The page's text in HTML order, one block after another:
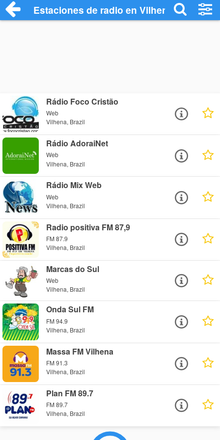
Estaciones de radio en Vilhena -
Rádio Foco Cristão
Web
Vilhena, Brazil
Rádio AdoraiNet
Web
Vilhena, Brazil
Rádio Mix Web
Web
Vilhena, Brazil
Radio positiva FM 87,9
FM 87.9
Vilhena, Brazil
Marcas do Sul
Web
Vilhena, Brazil
Onda Sul FM
FM 94.9
Vilhena, Brazil
Massa FM Vilhena
FM 91.3
Vilhena, Brazil
Plan FM 89.7
FM 89.7
Vilhena, Brazil